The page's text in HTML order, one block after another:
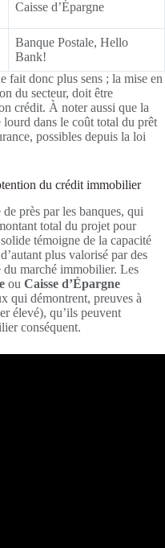
Caisse d’Épargne
Banque Postale, Hello
Bank!
fait donc plus sens ; la mise en
du secteur, doit être
crédit. À noter aussi que la
lourd dans le coût total du prêt
possibles depuis la loi
du crédit immobilier
près par les banques, qui
total du projet pour
témoigne de la capacité
plus valorisé par des
du marché immobilier. Les
ou Caisse d’Épargne
qui démontrent, preuves à
élevé), qu’ils peuvent
conséquent.